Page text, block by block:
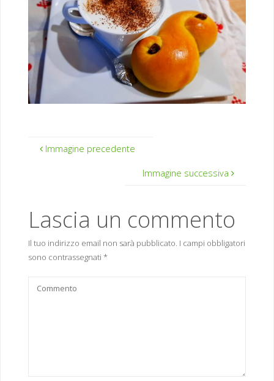
Immagine precedente
Immagine successiva
Lascia un commento
Il tuo indirizzo email non sarà pubblicato. I campi obbligatori
sono contrassegnati *